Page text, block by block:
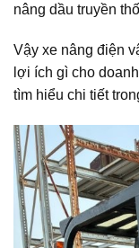
nâng dầu truyền
Vậy xe nâng điện
lợi ích gì cho
tìm hiểu chi tiết